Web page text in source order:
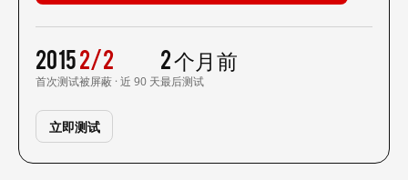
2015
首次测试
2/2
被屏蔽 · 近 90 天
2 个月前
最后测试
立即测试